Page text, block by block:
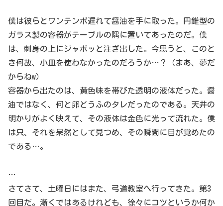
僕は彼らとワンテンポ遅れて醤油を手に取った。円錐型の
ガラス製の容器がテーブルの隅に置いてあったのだ。僕
は、刺身の上にジャボッと注ぎ出した。今思うと、このと
き何故、小皿を使わなかったのだろうか…？（まあ、夢だ
からねw）
容器から出たのは、黄色味を帯びた透明の液体だった。醤
油ではなく、何と卵どうふのタレだったのである。天井の
明かりがよく映えて、その液体は金色に光って流れた。僕
は只、それを呆然として見つめ、その瞬間に目が覚めたの
である…。
…
さてさて、土曜日にはまた、弓道教室へ行ってきた。第3
回目だ。漸くではあるけれども、徐々にコツというか何か